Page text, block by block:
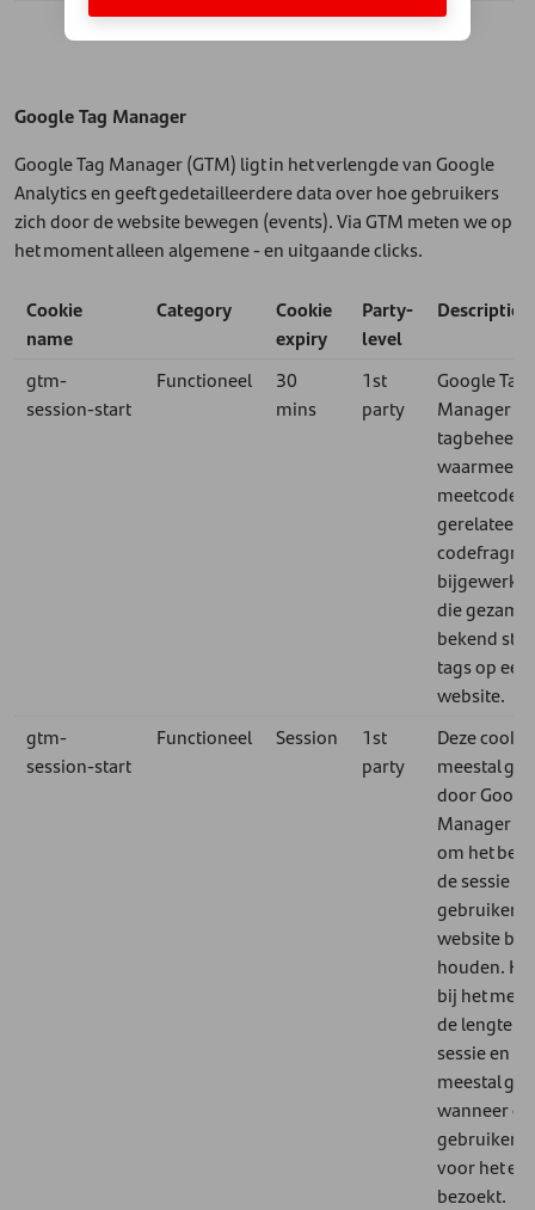
Google Tag Manager
Google Tag Manager (GTM) ligt in het verlengde van Google
Analytics en geeft gedetailleerdere data over hoe gebruikers
zich door de website bewegen (events). Via GTM meten we op
het moment alleen algemene - en uitgaande clicks.
Cookie
name
Category
Cookie
expiry
Party-
level
Description
gtm-
session-start
Functioneel
30
mins
1st
party
Google Tag
Manager is
waarmee
meetcodes
bijgewerkt
die
bekend
tags op een
website.
gtm-
session-start
Functioneel Session
1st
party
Deze
meestal
door
Manager
om het
de sessie
gebruiker
website bij
houden.
bij het
de lengte
sessie en
meestal
wanneer
gebruiker
voor het
bezoekt.